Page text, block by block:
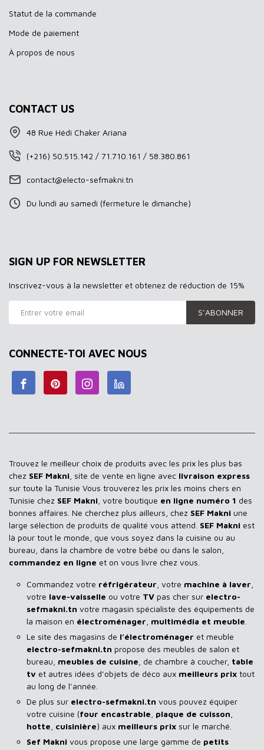
Statut de la commande
Mode de paiement
À propos de nous
CONTACT US
48 Rue Hédi Chaker Ariana
(+216) 50.515.142 / 71.710.161 / 58.380.861
contact@electo-sefmakni.tn
Du lundi au samedi (fermeture le dimanche)
SIGN UP FOR NEWSLETTER
Inscrivez-vous à la newsletter et obtenez de réduction de 15%
S’ABONNER
CONNECTE-TOI AVEC NOUS
Trouvez le meilleur choix de produits avec les prix les plus bas
chez SEF Makni , site de vente en ligne avec livraison express
sur toute la Tunisie Vous trouverez les prix les moins chers en
Tunisie chez SEF Makni , votre boutique en ligne numéro 1 des
bonnes affaires. Ne cherchez plus ailleurs, chez SEF Makni une
large sélection de produits de qualité vous attend. SEF Makni est
là pour tout le monde, que vous soyez dans la cuisine ou au
bureau, dans la chambre de votre bébé ou dans le salon,
commandez en ligne et on vous livre chez vous.
Commandez votre réfrigérateur , votre machine à laver
votre lave-vaisselle ou votre TV pas cher sur electro-
sefmakni.tn votre magasin spécialiste des équipements de
la maison en électroménager multimédia et meuble
Le site des magasins de l’électroménager et meuble
electro-sefmakni.tn propose des meubles de salon et
bureau, meubles de cuisine , de chambre à coucher, table
tv et autres idées d’objets de déco aux meilleurs prix tout
au long de l’année.
De plus sur electro-sefmakni.tn vous pouvez équiper
votre cuisine (four encastrable plaque de cuisson
hotte cuisinière) aux meilleurs prix sur le marché.
Sef Makni vous propose une large gamme de petits